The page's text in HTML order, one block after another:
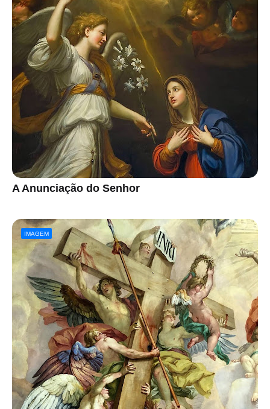
A Anunciação do Senhor
IMAGEM